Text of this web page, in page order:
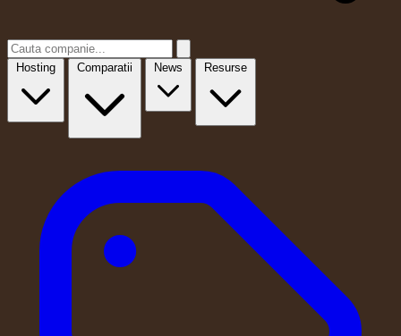
Hosting Comparatii News Resurse